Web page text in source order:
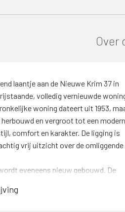
Over
laantje aan de Nieuwe Krim 37 in
volledig vernieuwde
woning dateert uit 1953,
en vergroot tot een
comfort en karakter. De ligging is
vrij uitzicht over de omliggende
eveneens nieuw gebouwd. De